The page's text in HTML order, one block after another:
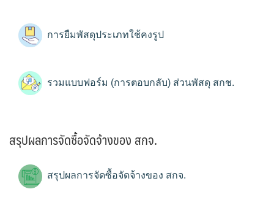
การยืมพัสดุประเภทใช้คงรูป
รวมแบบฟอร์ม (การตอบกลับ) ส่วนพัสดุ สกช.
สรุปผลการจัดซื้อจัดจ้างของ สกจ.
สรุปผลการจัดซื้อจัดจ้างของ สกจ.